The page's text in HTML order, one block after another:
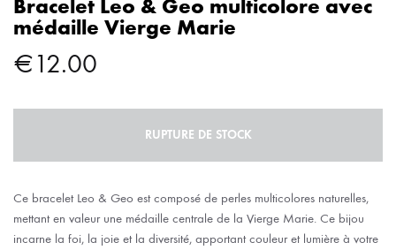
Bracelet Leo & Geo multicolore avec
médaille Vierge Marie
€12.00
RUPTURE DE STOCK
Ce bracelet Leo & Geo est composé de perles multicolores naturelles,
mettant en valeur une médaille centrale de la Vierge Marie. Ce bijou
incarne la foi, la joie et la diversité, apportant couleur et lumière à votre